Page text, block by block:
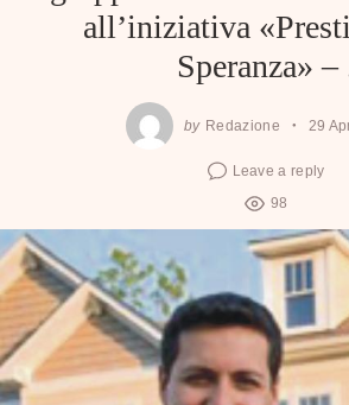
all’iniziativa
Speranza» –
by Redazione 29
Leave a reply
98